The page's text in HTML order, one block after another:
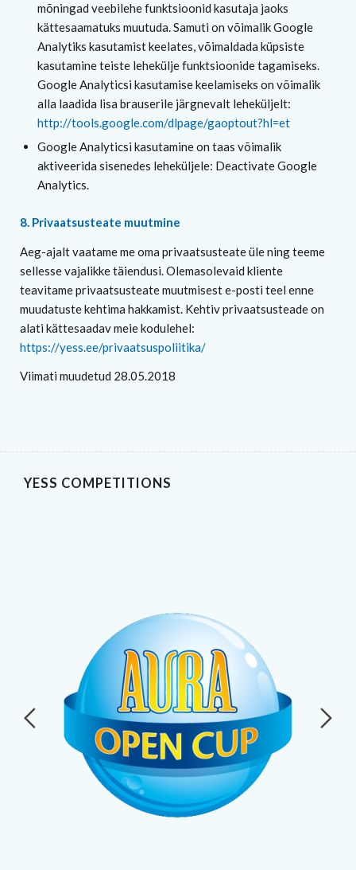
mõningad veebilehe funktsioonid kasutaja jaoks
kättesaamatuks muutuda. Samuti on võimalik Google
Analytiks kasutamist keelates, võimaldada küpsiste
kasutamine teiste lehekülje funktsioonide tagamiseks.
Google Analyticsi kasutamise keelamiseks on võimalik
alla laadida lisa brauserile järgnevalt leheküljelt:
http://tools.google.com/dlpage/gaoptout?hl=et
Google Analyticsi kasutamine on taas võimalik
aktiveerida sisenedes leheküljele: Deactivate Google
Analytics.
8. Privaatsusteate muutmine
Aeg-ajalt vaatame me oma privaatsusteate üle ning teeme
sellesse vajalikke täiendusi. Olemasolevaid kliente
teavitame privaatsusteate muutmisest e-posti teel enne
muudatuste kehtima hakkamist. Kehtiv privaatsusteade on
alati kättesaadav meie kodulehel:
https://yess.ee/privaatsuspoliitika/
Viimati muudetud 28.05.2018
YESS COMPETITIONS